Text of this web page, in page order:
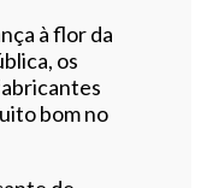
à flor da
os
bom no